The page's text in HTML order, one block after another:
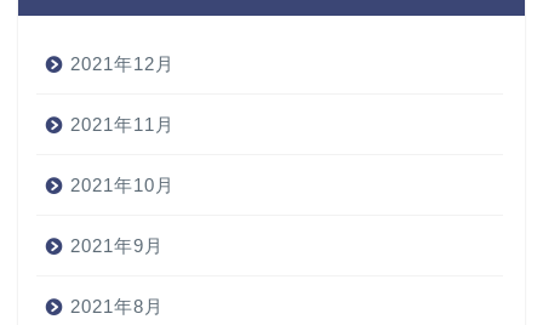
2021年12月
2021年11月
2021年10月
2021年9月
2021年8月